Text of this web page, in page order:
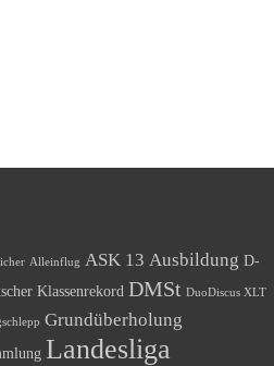
Alleinflug ASK 13 Ausbildung D-
Klassenrekord DMSt DuoDiscus XLT
Grundüberholung
Landesliga